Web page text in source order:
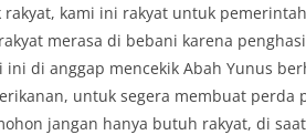
kami ini rakyat untuk
merasa di bebani karena
di anggap mencekik Abah Yunus
untuk segera membuat perda
jangan hanya butuh rakyat, di